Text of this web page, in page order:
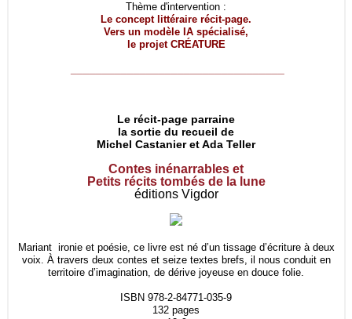
Thème d'intervention :
Le concept littéraire récit-page.
Vers un modèle IA spécialisé,
le projet CRÉATURE
Le récit-page parraine
la sortie du recueil de
Michel Castanier et Ada Teller
Contes inénarrables et
Petits récits tombés de la lune
éditions Vigdor
Mariant ironie et poésie, ce livre est né d’un tissage d’écriture à deux
voix. À travers deux contes et seize textes brefs, il nous conduit en
territoire d’imagination, de dérive joyeuse en douce folie.
ISBN 978-2-84771-035-9
132 pages